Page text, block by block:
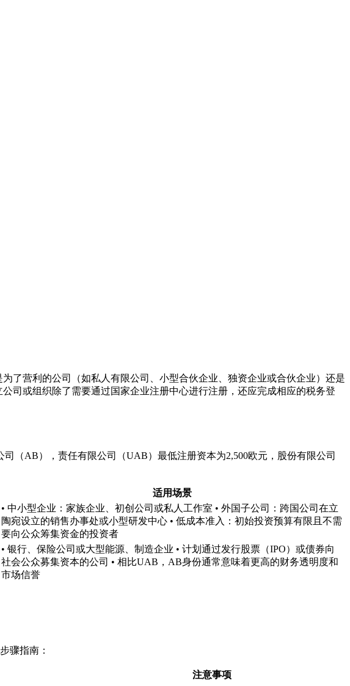
了营利的公司（如私人有限公司、小型合伙企业、独资企业或合伙企业）还是
司或组织除了需要通过国家企业注册中心进行注册，还应完成相应的税务登
（AB），责任有限公司（UAB）最低注册资本为2,500欧元，股份有限公司
适用场景
• 中小型企业：家族企业、初创公司或私人工作室 • 外国子公司：跨国公司在立
陶宛设立的销售办事处或小型研发中心 • 低成本准入：初始投资预算有限且不需
要向公众筹集资金的投资者
• 银行、保险公司或大型能源、制造企业 • 计划通过发行股票（IPO）或债券向
社会公众募集资本的公司 • 相比UAB，AB身份通常意味着更高的财务透明度和
市场信誉
骤指南：
注意事项